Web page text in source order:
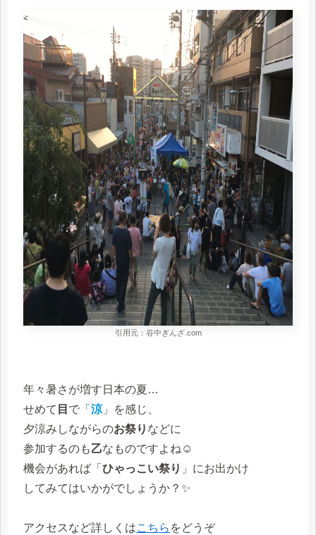
引用元：谷中ぎんざ.com
年々暑さが増す日本の夏…
せめて 目 で「 涼」を感じ、
夕涼みしながらのお祭り などに
参加するのも乙なものですよね☺
機会があれば「 ひゃっこい祭り 」にお出かけ
してみてはいかがでしょうか？✨
アクセスなど詳しくはこちら をどうぞ